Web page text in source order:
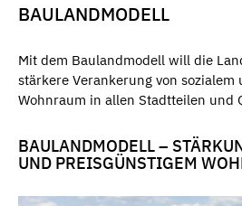
BAULANDMODELL
Mit dem Baulandmodell will die
stärkere Verankerung von sozialem
Wohnraum in allen Stadtteilen und
BAULANDMODELL –
UND PREISGÜNSTIGEM